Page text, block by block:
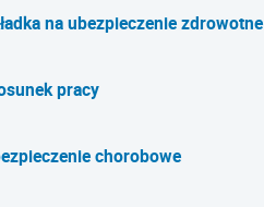
na ubezpieczenie zdrowotne
pracy
chorobowe